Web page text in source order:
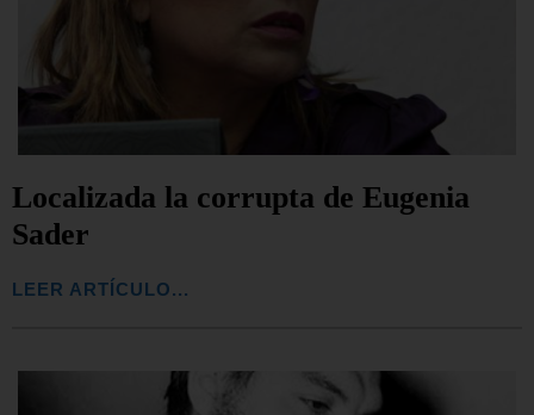
Localizada la corrupta de Eugenia
Sader
LEER ARTÍCULO...